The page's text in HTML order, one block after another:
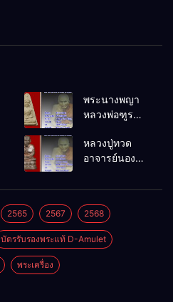
พระนางพญา
หลวงพ่อฑูรย์
พ.ศ.2512
หลวงปู่ทวด
อาจารย์นอง
พ.ศ.2541
2565 2567 2568
บัตรรับรองพระแท้ D-Amulet
พระเครื่อง